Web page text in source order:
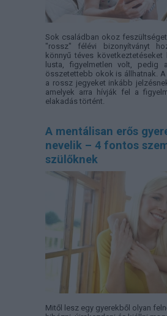
Sok családban okoz
"rossz" félévi bizonyítványt
könnyű téves következtetéseket
lusta, figyelmetlen volt, pedig
összetettebb okok is állhatnak.
a rossz jegyeket inkább
amelyek arra hívják fel a
elakadás történt.
A mentálisan erős
nevelik – 4 fontos
szülőknek
Mitől lesz egy gyerekből olyan